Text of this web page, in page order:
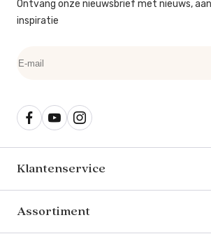
Ontvang onze nieuwsbrief met nieuws,
inspiratie
Klantenservice
Assortiment